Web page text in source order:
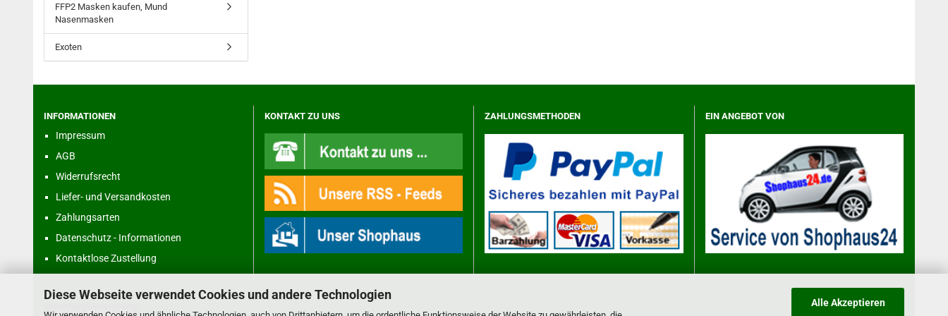
Diese Webseite verwendet Cookies und andere Technologien
Alle Akzeptieren
FFP2 Masken kaufen, Mund
Nasenmasken
Exoten
INFORMATIONEN
Impressum
AGB
Widerrufsrecht
Liefer- und Versandkosten
Zahlungsarten
Datenschutz - Informationen
Kontaktlose Zustellung
KONTAKT ZU UNS ZAHLUNGSMETHODEN EIN ANGEBOT VON
Vertrag widerrufen